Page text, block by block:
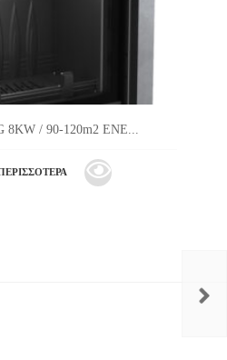
8KW / 90-120m2 ΕΝΕ...